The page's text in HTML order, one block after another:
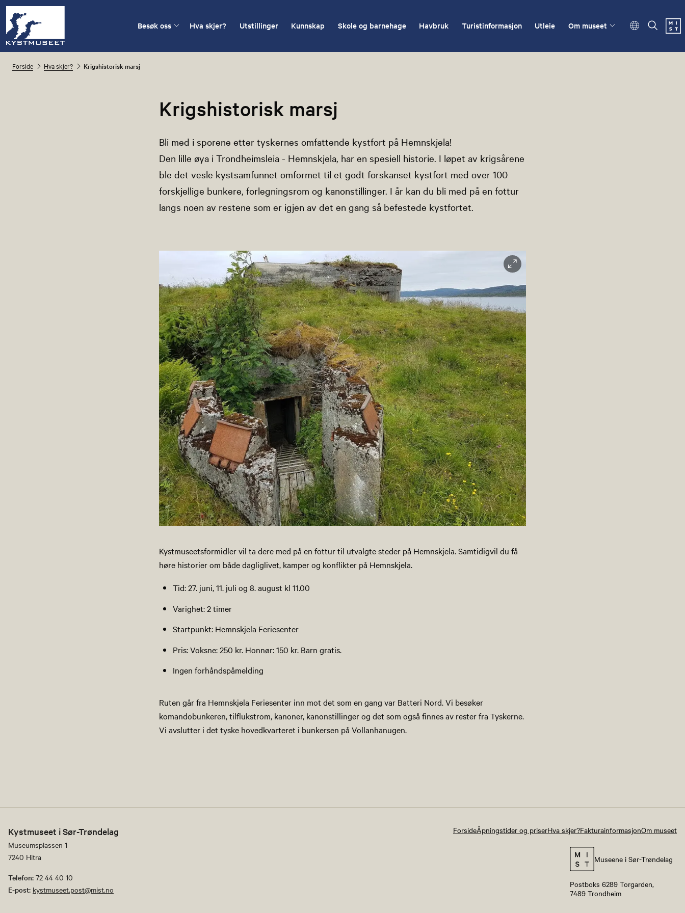
Besøk oss Hva skjer? Utstillinger Kunnskap Skole og barnehage Havbruk Turistinformasjon Utleie Om museet
Forside Hva skjer? Krigshistorisk marsj
Krigshistorisk marsj
Bli med i sporene etter tyskernes omfattende kystfort på Hemnskjela!
Den lille øya i Trondheimsleia - Hemnskjela, har en spesiell historie. I løpet av krigsårene
ble det vesle kystsamfunnet omformet til et godt forskanset kystfort med over 100
forskjellige bunkere, forlegningsrom og kanonstillinger. I år kan du bli med på en fottur
langs noen av restene som er igjen av det en gang så befestede kystfortet.
Kystmuseetsformidler vil ta dere med på en fottur til utvalgte steder på Hemnskjela. Samtidigvil du få
høre historier om både dagliglivet, kamper og konflikter på Hemnskjela.
Tid: 27. juni, 11. juli og 8. august kl 11.00
Varighet: 2 timer
Startpunkt: Hemnskjela Feriesenter
Pris: Voksne: 250 kr. Honnør: 150 kr. Barn gratis.​
Ingen forhåndspåmelding
Ruten går fra Hemnskjela Feriesenter inn mot det som en gang var Batteri Nord. Vi besøker
komandobunkeren, tilflukstrom, kanoner, kanonstillinger og det som også finnes av rester fra Tyskerne.
Vi avslutter i det tyske hovedkvarteret i bunkersen på Vollanhanugen.
ForsideÅpningstider og priserHva skjer?FakturainformasjonOm museet
Kystmuseet i Sør-Trøndelag
Museumsplassen 1
7240 Hitra
Telefon: 72 44 40 10
E-post: kystmuseet.post@mist.no
Museene i Sør-Trøndelag
Postboks 6289 Torgarden,
7489 Trondheim